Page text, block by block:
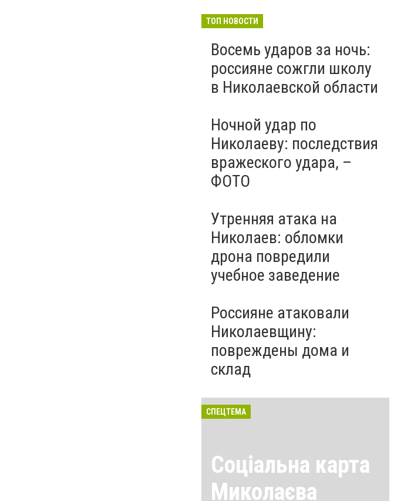
программе
ТОП НОВОСТИ
Восемь ударов за ночь:
россияне сожгли школу
в Николаевской области
Ночной удар по
Николаеву: последствия
вражеского удара, –
ФОТО
Утренняя атака на
Николаев: обломки
дрона повредили
учебное заведение
Россияне атаковали
Николаевщину:
повреждены дома и
склад
СПЕЦТЕМА
Соціальна карта
Миколаєва